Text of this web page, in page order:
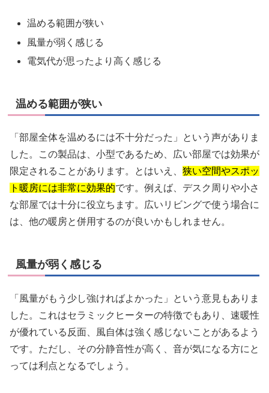
温める範囲が狭い
風量が弱く感じる
電気代が思ったより高く感じる
温める範囲が狭い
「部屋全体を温めるには不十分だった」という声がありま
した。この製品は、小型であるため、広い部屋では効果が
限定されることがあります。とはいえ、 狭い空間やスポッ
ト暖房には非常に効果的です。例えば、デスク周りや小さ
な部屋では十分に役立ちます。広いリビングで使う場合に
は、他の暖房と併用するのが良いかもしれません。
風量が弱く感じる
「風量がもう少し強ければよかった」という意見もありま
した。これはセラミックヒーターの特徴でもあり、速暖性
が優れている反面、風自体は強く感じないことがあるよう
です。ただし、その分静音性が高く、音が気になる方にと
っては利点となるでしょう。